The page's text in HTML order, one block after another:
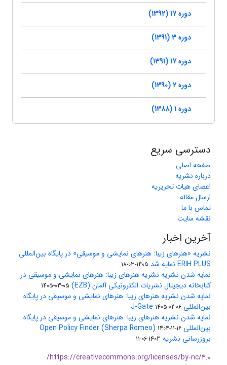
دوره 17 (1392)
دوره 3 (1391)
دوره 17 (1391)
دوره 2 (1390)
دوره 1 (1388)
دسترسی سریع
صفحه اصلی
درباره نشریه
اعضای هیات تحریریه
ارسال مقاله
تماس با ما
نقشه سایت
آخرین اخبار
نشریه «هنرهای زیبا: هنرهای نمایشی و موسیقی» در پایگاه بین‌المللی
ERIH PLUS نمایه شد
1405-03-18
نمایه شدن نشریه نشریه هنرهای زیبا: هنرهای نمایشی و موسیقی در
کتابخانه دیجیتال نشریات الکترونیکی آلمان (EZB)
1405-03-05
نمایه شدن نشریه هنرهای زیبا: هنرهای نمایشی و موسیقی در پایگاه
بین‌المللی J-Gate 1405-02-06
نمایه شدن نشریه هنرهای زیبا: هنرهای نمایشی و موسیقی در پایگاه
بین‌المللی Open Policy Finder (Sherpa Romeo) 1404-11-16
بروزرسانی نشریه 1403-06-11
https://creativecommons.org/licenses/by-nc/4.0/